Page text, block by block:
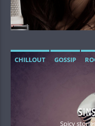
CHILLOUT GOSSIP
Spicy